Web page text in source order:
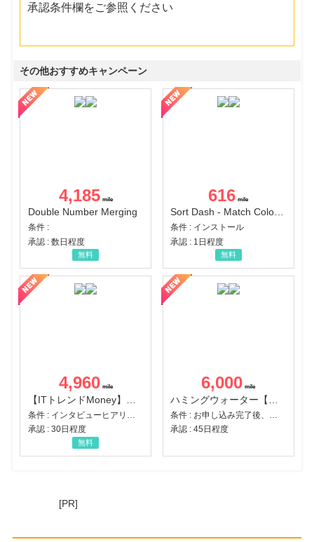
承認条件欄をご参照ください
その他おすすめキャンペーン
4,185
Double Number Merging
条件 :
承認 : 数日程度
無料
616
Sort Dash - Match Color Puzzle（チャレンジ11完了）（Android）
条件 : インストール
承認 : 1日程度
無料
4,960
承認 : 30日程度
無料
6,000
承認 : 45日程度
[PR]